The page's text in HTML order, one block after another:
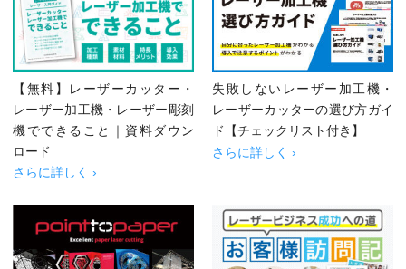
【無料】レーザーカッター・
レーザー加工機・レーザー彫刻
機でできること｜資料ダウン
ロード
さらに詳しく ›
失敗しないレーザー加工機・
レーザーカッターの選び方ガイ
ド【チェックリスト付き】
さらに詳しく ›